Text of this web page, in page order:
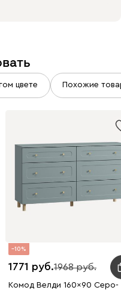
цвете Похожие
10
1771 1968
Комод Велди 160x90 Серо-